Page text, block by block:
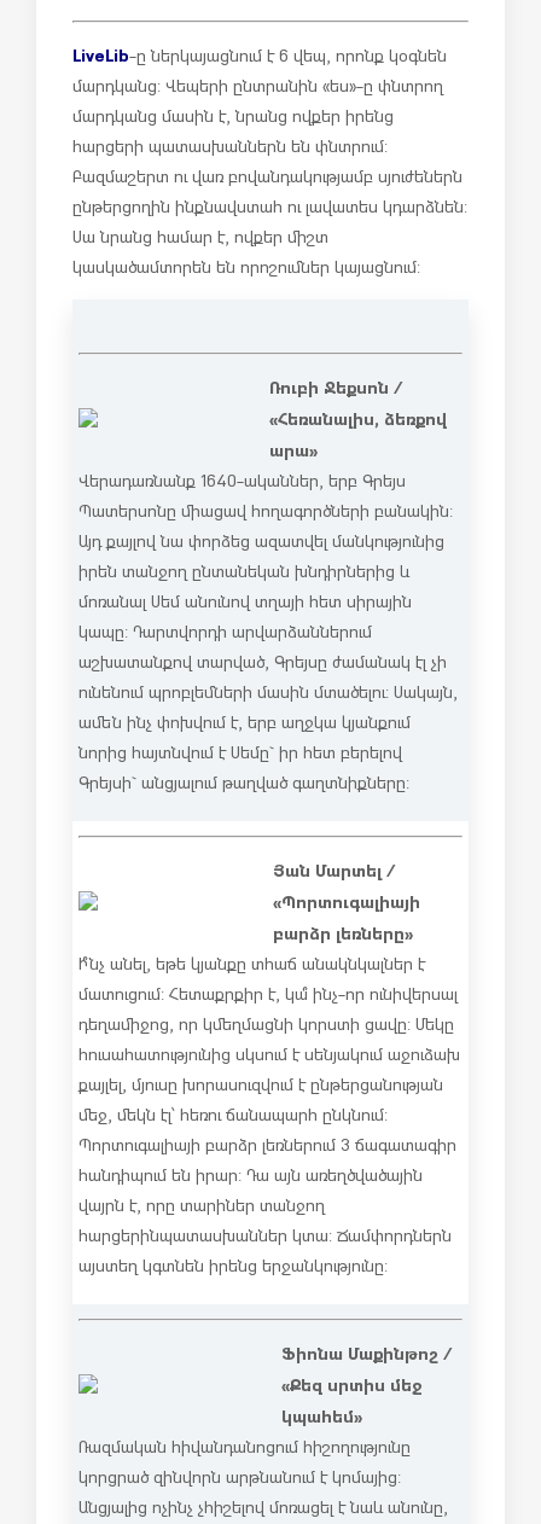
LiveLib-ը ներկայացնում է 6 վեպ, որոնք կօգնեն
մարդկանց: Վեպերի ընտրանին «ես»-ը փնտրող
մարդկանց մասին է, նրանց ովքեր իրենց
հարցերի պատասխաններն են փնտրում:
Բազմաշերտ ու վառ բովանդակությամբ սյուժեներն
ընթերցողին ինքնավստահ ու լավատես կդարձնեն:
Սա նրանց համար է, ովքեր միշտ
կասկածամտորեն են որոշումներ կայացնում:
Ռուբի Ջեքսոն /
«Հեռանալիս, ձեռքով
արա»
Վերադառնանք 1640-ականներ, երբ Գրեյս
Պատերսոնը միացավ հողագործների բանակին:
Այդ քայլով նա փորձեց ազատվել մանկությունից
իրեն տանջող ընտանեկան խնդիրներից և
մոռանալ Սեմ անունով տղայի հետ սիրային
կապը: Դարտվորդի արվարձաններում
աշխատանքով տարված, Գրեյսը ժամանակ էլ չի
ունենում պրոբլեմների մասին մտածելու: Սակայն,
ամեն ինչ փոխվում է, երբ աղջկա կյանքում
նորից հայտնվում է Սեմը` իր հետ բերելով
Գրեյսի` անցյալում թաղված գաղտնիքները:
Յան Մարտել /
«Պորտուգալիայի
բարձր լեռները»
Ի՞նչ անել, եթե կյանքը տհաճ անակնկալներ է
մատուցում: Հետաքրքիր է, կա՞ ինչ-որ ունիվերսալ
դեղամիջոց, որ կմեղմացնի կորստի ցավը: Մեկը
հուսահատությունից սկսում է սենյակում աջուձախ
քայլել, մյուսը խորասուզվում է ընթերցանության
մեջ, մեկն էլ՝ հեռու ճանապարհ ընկնում:
Պորտուգալիայի բարձր լեռներում 3 ճագատագիր
հանդիպում են իրար: Դա այն առեղծվածային
վայրն է, որը տարիներ տանջող
հարցերին պատասխաններ կտա: Ճամփորդներն
այստեղ կգտնեն իրենց երջանկությունը:
Ֆիոնա Մաքինթոշ /
«Քեզ սրտիս մեջ
կպահեմ»
Ռազմական հիվանդանոցում հիշողությունը
կորցրած զինվորն արթնանում է կոմայից:
Անցյալից ոչինչ չհիշելով մոռացել է նաև անունը,